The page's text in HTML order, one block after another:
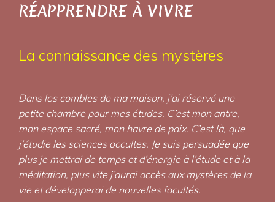
RÉAPPRENDRE À VIVRE
La connaissance des mystères
Dans les combles de ma maison, j’ai réservé une
petite chambre pour mes études. C’est mon antre,
mon espace sacré, mon havre de paix. C’est là, que
j’étudie les sciences occultes. Je suis persuadée que
plus je mettrai de temps et d’énergie à l’étude et à la
méditation, plus vite j’aurai accès aux mystères de la
vie et développerai de nouvelles facultés.